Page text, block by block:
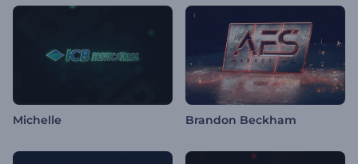
Michelle Brandon Beckham